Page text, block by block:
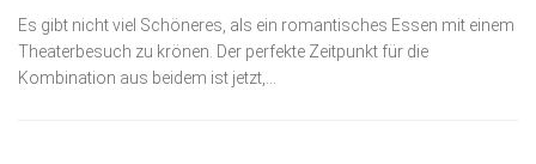
Es gibt nicht viel Schöneres, als ein romantisches Essen mit einem
Theaterbesuch zu krönen. Der perfekte Zeitpunkt für die
Kombination aus beidem ist jetzt,...